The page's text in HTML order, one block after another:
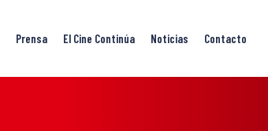
Prensa El Cine Continúa Noticias Contacto